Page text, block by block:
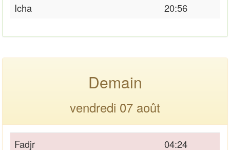
Icha
20:56
Demain
vendredi 07 août
Fadjr
04:24